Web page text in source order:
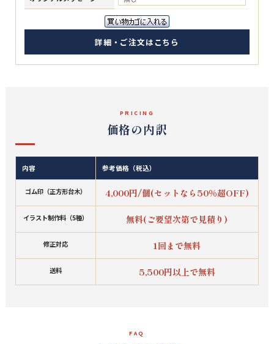
詳細・ご注文はこちら
PRICING
価格の内訳
内容 参考価格（税込）
ゴム印（正方形台木） 4,000円/個(セットなら50％超OFF)
イラスト制作料（5種） 無料(ご要望次第で見積り)
修正対応 1回まで無料
送料 5,500円以上で無料
FAQ